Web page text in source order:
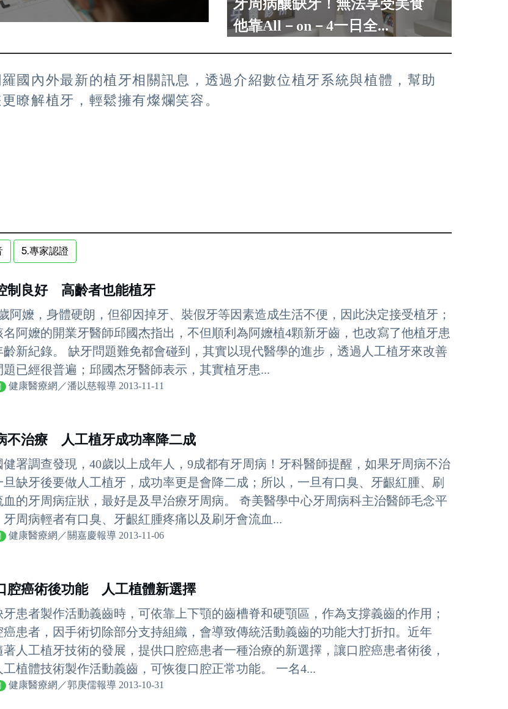
牙周病釀缺牙！無法享受美食
他靠All－on－4一日全...
國內外最新的植牙相關訊息，透過介紹數位植牙系統與植體，幫助
瞭解植牙，輕鬆擁有燦爛笑容。
5.專家認證
制良好 高齡者也能植牙
阿嬤，身體硬朗，但卻因掉牙、裝假牙等因素造成生活不便，因此決定接受植牙；
名阿嬤的開業牙醫師邱國杰指出，不但順利為阿嬤植4顆新牙齒，也改寫了他植牙患
齡新紀錄。 缺牙問題難免都會碰到，其實以現代醫學的進步，透過人工植牙來改善
題已經很普遍；邱國杰牙醫師表示，其實植牙患...
健康醫療網／潘以慈報導 2013-11-11
不治療 人工植牙成功率降二成
健署調查發現，40歲以上成年人，9成都有牙周病！牙科醫師提醒，如果牙周病不治
旦缺牙後要做人工植牙，成功率更是會降二成；所以，一旦有口臭、牙齦紅腫、刷
血的牙周病症狀，最好是及早治療牙周病。 奇美醫學中心牙周病科主治醫師毛念平
牙周病輕者有口臭、牙齦紅腫疼痛以及刷牙會流血...
健康醫療網／關嘉慶報導 2013-11-06
腔癌術後功能 人工植體新選擇
牙患者製作活動義齒時，可依靠上下顎的齒槽脊和硬顎區，作為支撐義齒的作用；
癌患者，因手術切除部分支持組織，會導致傳統活動義齒的功能大打折扣。近年
著人工植牙技術的發展，提供口腔癌患者一種治療的新選擇，讓口腔癌患者術後，
工植體技術製作活動義齒，可恢復口腔正常功能。 一名4...
健康醫療網／郭庚儒報導 2013-10-31